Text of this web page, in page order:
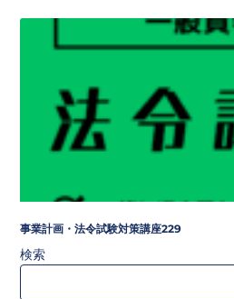
事業計画・法令試験対策講座229
検索